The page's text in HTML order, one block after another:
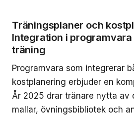
Träningsplaner och
Integration i
träning
Programvara som integrerar
kostplanering erbjuder en
År 2025 drar tränare nytta av
mallar, övningsbibliotek och